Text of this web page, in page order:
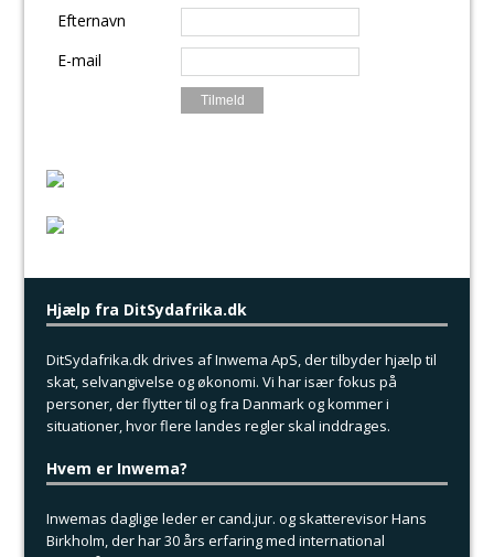
Efternavn
E-mail
Hjælp fra DitSydafrika.dk
DitSydafrika.dk drives af Inwema ApS, der tilbyder hjælp til
skat, selvangivelse og økonomi. Vi har især fokus på
personer, der flytter til og fra Danmark og kommer i
situationer, hvor flere landes regler skal inddrages.
Hvem er Inwema?
Inwemas daglige leder er cand.jur. og skatterevisor Hans
Birkholm, der har 30 års erfaring med international